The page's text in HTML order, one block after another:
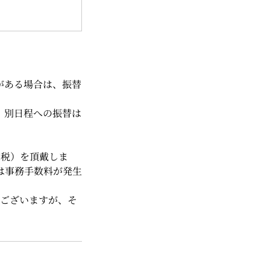
る場合は、振替
日程への振替は
）を頂戴しま
事務手数料が発生
ざいますが、そ